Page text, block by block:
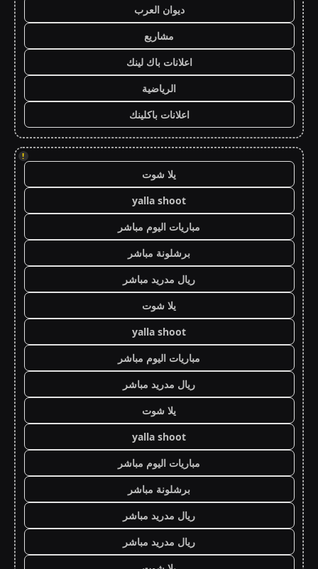
ديوان العرب
مشاريع
اعلانات باك لينك
الرياضية
اعلانات باكلينك
!
يلا شوت
yalla shoot
مباريات اليوم مباشر
برشلونة مباشر
ريال مدريد مباشر
يلا شوت
yalla shoot
مباريات اليوم مباشر
ريال مدريد مباشر
يلا شوت
yalla shoot
مباريات اليوم مباشر
برشلونة مباشر
ريال مدريد مباشر
ريال مدريد مباشر